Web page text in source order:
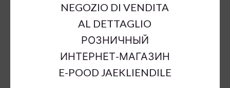
59758
brown
other material christmas deco
bag
NEGOZIO DI VENDITA
AL DETTAGLIO
РОЗНИЧНЫЙ
ИНТЕРНЕТ-МАГАЗИН
E-POOD JAEKLIENDILE